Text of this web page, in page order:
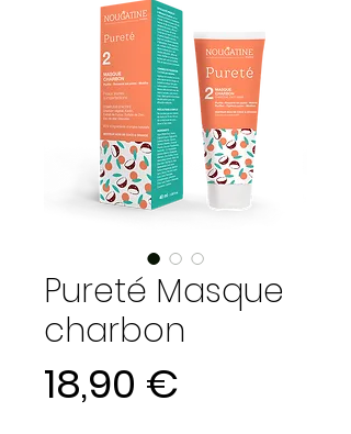
Pureté Masque
charbon
18,90 €